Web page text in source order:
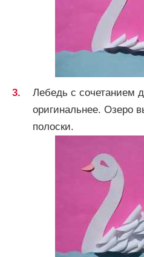
Лебедь с сочетанием
оригинальнее. Озеро
полоски.